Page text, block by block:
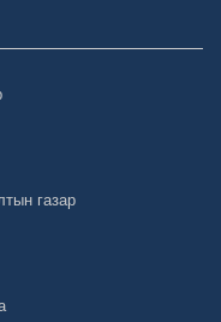
газар